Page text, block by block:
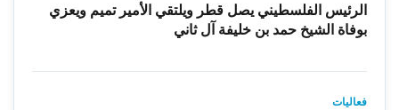
الرئيس الفلسطيني يصل قطر ويلتقي الأمير تميم ويعزي
بوفاة الشيخ حمد بن خليفة آل ثاني
فعاليات